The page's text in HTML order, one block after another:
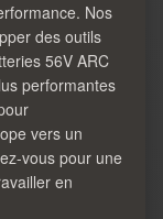
Nos
des outils
56V ARC
performantes
vers un
vous pour une
en